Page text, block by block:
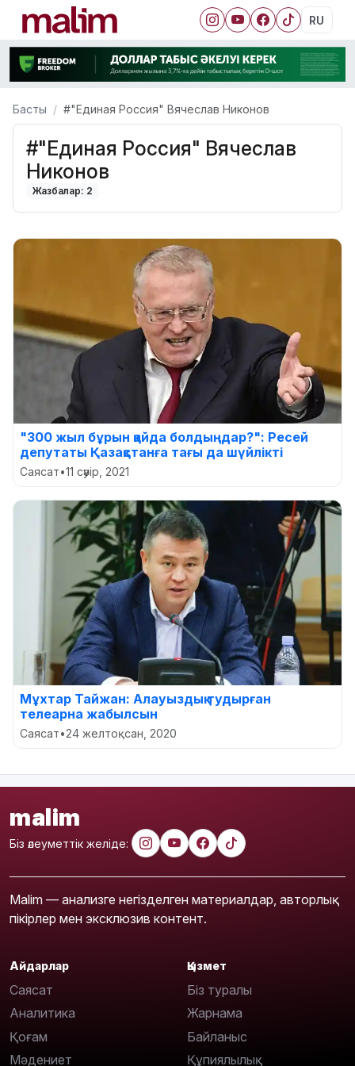
RU
Басты #"Единая Россия" Вячеслав Никонов
#"Единая Россия" Вячеслав
Никонов
Жазбалар: 2
"300 жыл бұрын қайда болдыңдар?": Ресей
депутаты Қазақстанға тағы да шүйлікті
Саясат•11 сәуір, 2021
Мұхтар Тайжан: Алауыздық тудырған
телеарна жабылсын
Саясат•24 желтоқсан, 2020
malim
Біз әлеуметтік желіде:
Malim — анализге негізделген материалдар, авторлық
пікірлер мен эксклюзив контент.
Айдарлар
Саясат
Аналитика
Қоғам
Мәдениет
Қызмет
Біз туралы
Жарнама
Байланыс
Құпиялылық